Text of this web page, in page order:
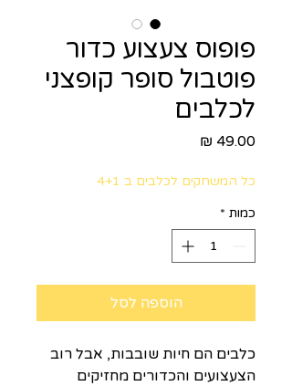
פופוס צעצוע כדור
פוטבול סופר קופצני
לכלבים
כל המשחקים לכלבים ב 4+1
כמות *
הוספה לסל
כלבים הם חיות שובבות, אבל רוב
הצעצועים והכדורים מחזיקים